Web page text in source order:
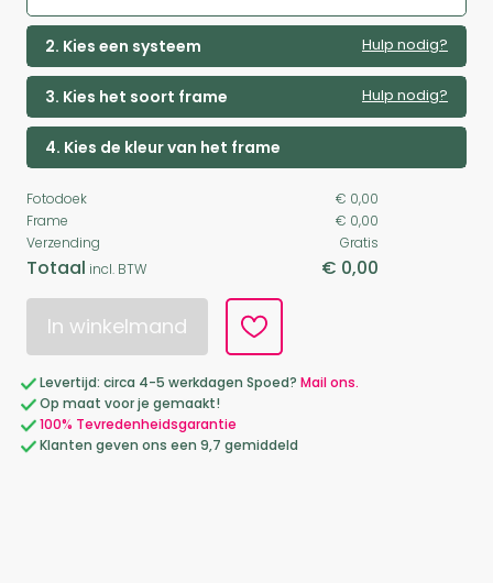
2. Kies een systeem Hulp nodig?
3. Kies het soort frame Hulp nodig?
4. Kies de kleur van het frame
Fotodoek
€ 0,00
Frame
€ 0,00
Verzending
Gratis
Totaal incl. BTW € 0,00
In winkelmand
Levertijd: circa 4-5 werkdagen Spoed? Mail ons.
Op maat voor je gemaakt!
100% Tevredenheidsgarantie
Klanten geven ons een 9,7 gemiddeld